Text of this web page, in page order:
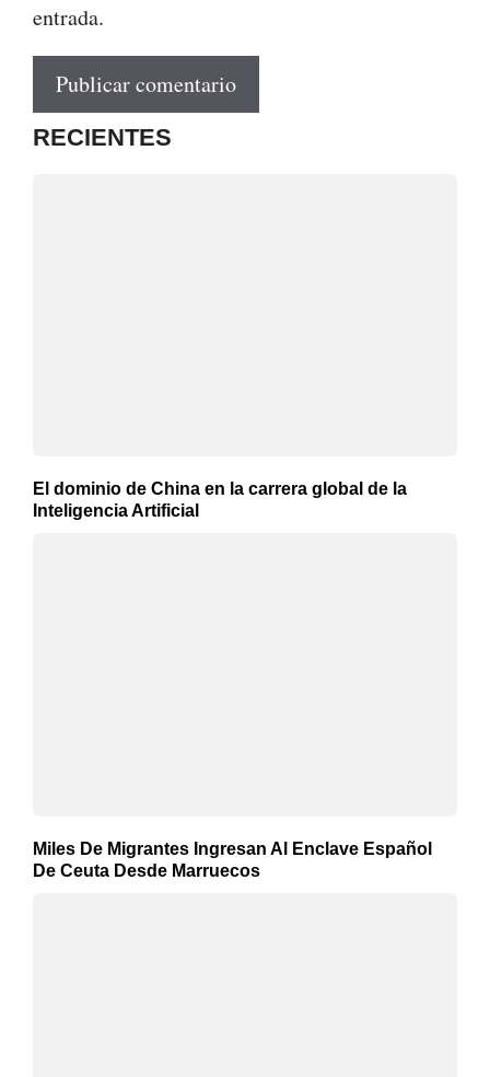
entrada.
RECIENTES
El dominio de China en la carrera global de la
Inteligencia Artificial
Miles De Migrantes Ingresan Al Enclave Español
De Ceuta Desde Marruecos